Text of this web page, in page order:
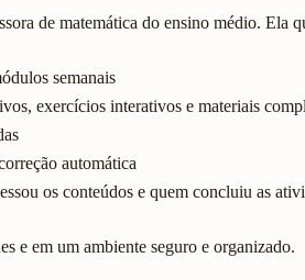
de matemática do ensino médio. Ela
semanais
exercícios interativos e materiais
automática
os conteúdos e quem concluiu as
e em um ambiente seguro e organizado.